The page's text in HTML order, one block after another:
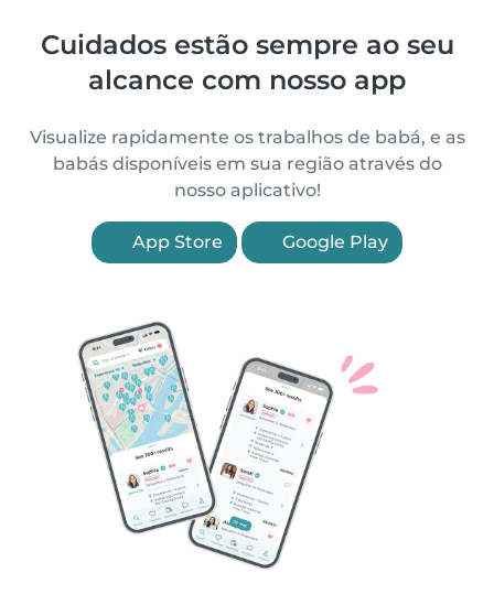
Cuidados estão sempre ao seu
alcance com nosso app
Visualize rapidamente os trabalhos de babá, e as
babás disponíveis em sua região através do
nosso aplicativo!
App Store Google Play